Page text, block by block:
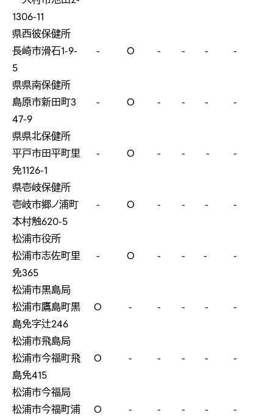
1306-11
県西彼保健所
長崎市滑石1-9-
5
- O - - - -
県県南保健所
島原市新田町3
47-9
- O - - - -
県県北保健所
平戸市田平町里
免1126-1
- O - - - -
県壱岐保健所
壱岐市郷ノ浦町
本村触620-5
- O - - - -
松浦市役所
松浦市志佐町里
免365
- O - - - -
松浦市黒島局
松浦市鷹島町黒
島免字辻246
O - - - - -
松浦市飛島局
松浦市今福町飛
島免415
O - - - - -
松浦市今福局
松浦市今福町浦
O - - - - -